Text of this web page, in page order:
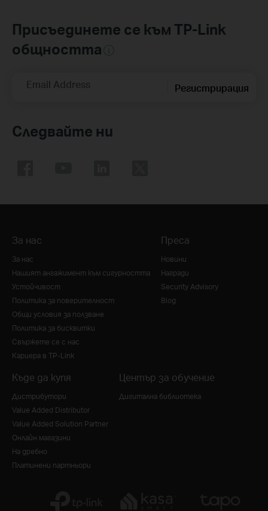
Присъединете се към TP-Link
общността
Email Address Регистрирация
Следвайте ни
За нас
За нас
Нашият ангажимент към сигурността
Устойчивост
Политика за поверителност
Общи условия за ползване
Политика за бисквитки
Свържете се с нас
Кариера в TP-Link
Преса
Новини
Награди
Security Advisory
Blog
Къде да купя
Дистрибутори
Value Added Distributor
Value Added Solution Partner
Онлайн магазини
На дребно
Платинени партньори
Център за обучение
Дигитална библиотека